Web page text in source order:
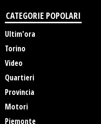
CATEGORIE POPOLARI
Ultim'ora
Torino
Video
Quartieri
Provincia
Motori
Piemonte